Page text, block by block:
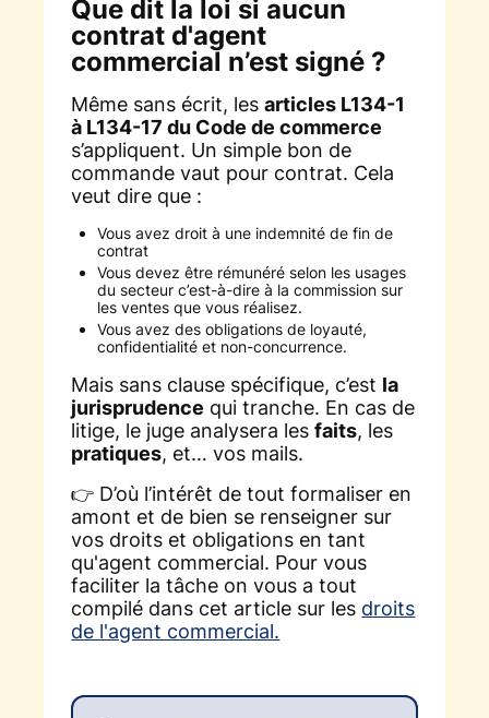
Que dit la loi si aucun
contrat d'agent
commercial n’est signé ?
Même sans écrit, lesarticles L134-1
à L134-17 du Code de commerce
s’appliquent. Un simple bon de
commande vaut pour contrat. Cela
veut dire que :
Vous avez droit à une indemnité de fin de
contrat
Vous devez être rémunéré selon les usages
du secteur c’est-à-dire à la commission sur
les ventes que vous réalisez.
Vous avez des obligations de loyauté,
confidentialité et non-concurrence.
Mais sans clause spécifique, c’est la
jurisprudence qui tranche. En cas de
litige, le juge analysera lesfaits, les
pratiques, et… vos mails.
👉 D’où l’intérêt de tout formaliser en
amont et de bien se renseigner sur
vos droits et obligations en tant
qu'agent commercial. Pour vous
faciliter la tâche on vous a tout
compilé dans cet article sur les droits
de l'agent commercial.